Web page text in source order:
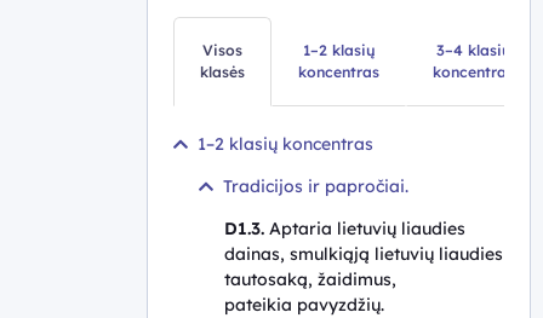
Visos
klasės
1–2 klasių
koncentras
3–4 klasių
koncentras
1–2 klasių koncentras
Tradicijos ir papročiai.
D1.3.Aptaria lietuvių liaudies
dainas, smulkiąją lietuvių liaudies
tautosaką, žaidimus,
pateikia pavyzdžių.